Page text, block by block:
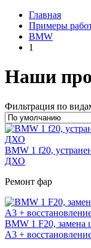
Главная
Примеры
BMW
1
Наши
Фильтрация по
BMW 1 f20,
ДХО
Ремонт фар
BMW 1 F20, замена
A3 +